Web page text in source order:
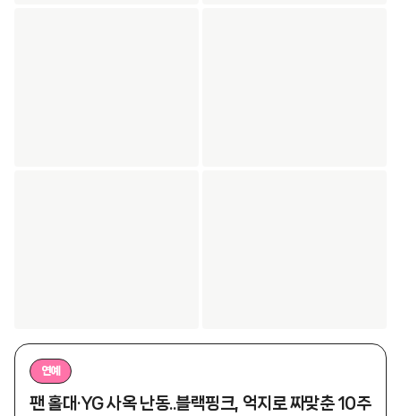
연예
팬 홀대·YG 사옥 난동..블랙핑크, 억지로 짜맞춘 10주